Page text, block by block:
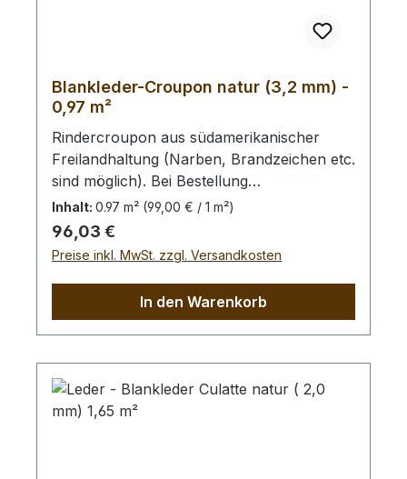
Blankleder-Croupon natur (3,2 mm) -
0,97 m²
Rindercroupon aus südamerikanischer
Freilandhaltung (Narben, Brandzeichen etc.
sind möglich). Bei Bestellung
von diesem Stück erhalten Sie ein 0,97 m²
großes Leder. Das Kernstück ist 105 cm x
50 cm groß (siehe Foto 2).
Inhalt: 0.97 m² (99,00 € / 1 m²)
Regulärer Preis:
96,03 €
Preise inkl. MwSt. zzgl. Versandkosten
In den Warenkorb